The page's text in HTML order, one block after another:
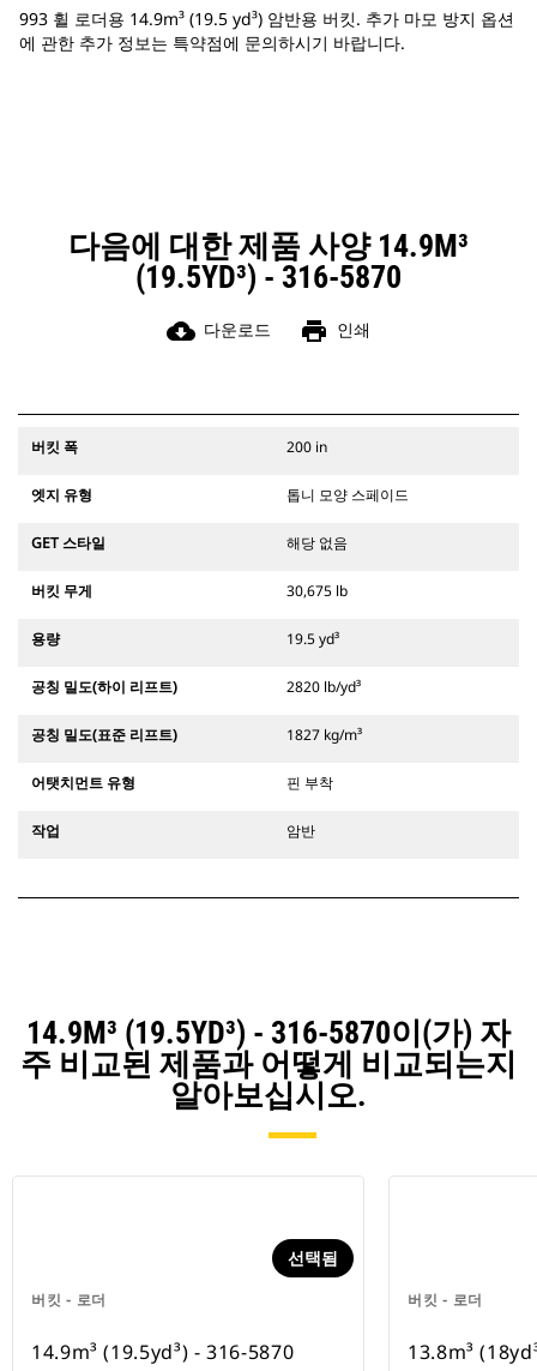
993 휠 로더용 14.9m³ (19.5 yd³) 암반용 버킷. 추가 마모 방지 옵션
에 관한 추가 정보는 특약점에 문의하시기 바랍니다.
다음에 대한 제품 사양 14.9M³
(19.5YD³) - 316-5870
cloud_download 다운로드 print 인쇄
버킷 폭 200 in
엣지 유형 톱니 모양 스페이드
GET 스타일 해당 없음
버킷 무게 30,675 lb
용량 19.5 yd³
공칭 밀도(하이 리프트) 2820 lb/yd³
공칭 밀도(표준 리프트) 1827 kg/m³
어탯치먼트 유형 핀 부착
작업 암반
14.9M³ (19.5YD³) - 316-5870이(가) 자
주 비교된 제품과 어떻게 비교되는지
알아보십시오.
버킷 - 로더
선택됨
14.9m³ (19.5yd³) - 316-5870
버킷 - 로더
13.8m³